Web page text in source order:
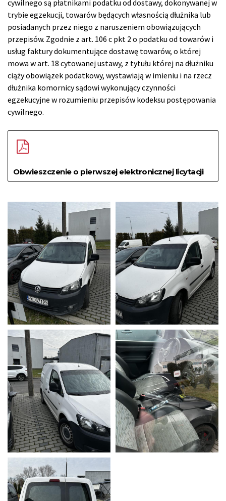
cywilnego są płatnikami podatku od dostawy, dokonywanej w
trybie egzekucji, towarów będących własnością dłużnika lub
posiadanych przez niego z naruszeniem obowiązujących
przepisów. Zgodnie z art. 106 c pkt 2 o podatku od towarów i
usług faktury dokumentujące dostawę towarów, o której
mowa w art. 18 cytowanej ustawy, z tytułu której na dłużniku
ciąży obowiązek podatkowy, wystawiają w imieniu i na rzecz
dłużnika komornicy sądowi wykonujący czynności
egzekucyjne w rozumieniu przepisów kodeksu postępowania
cywilnego.
Obwieszczenie o pierwszej elektronicznej licytacji